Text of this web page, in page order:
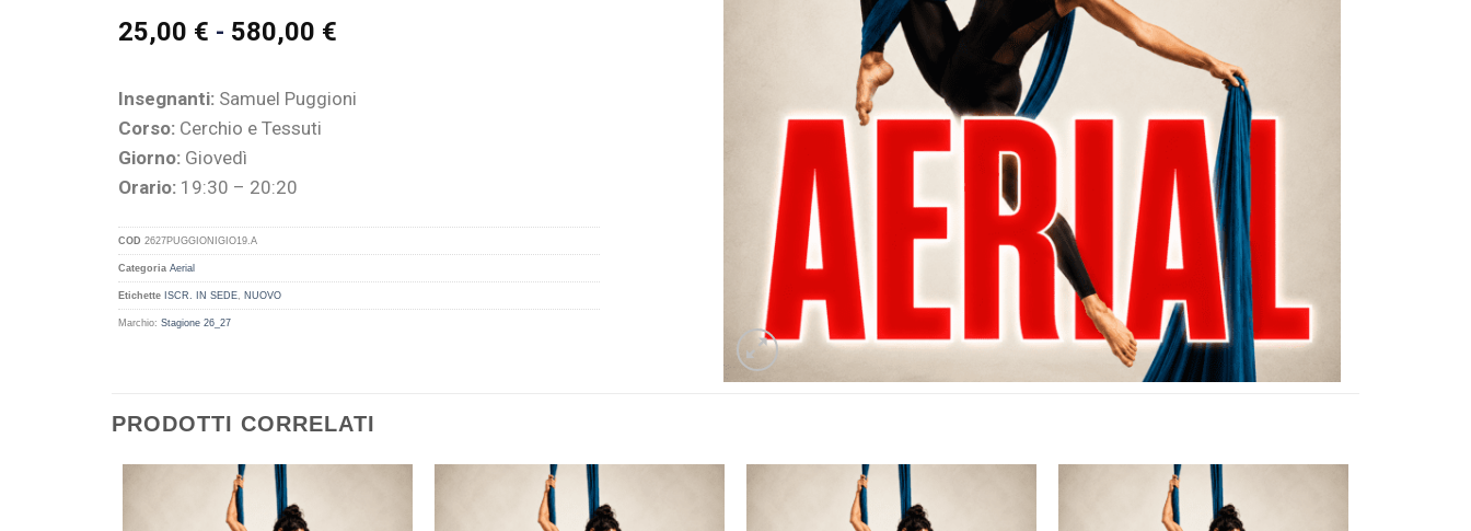
25,00 € - 580,00 €
Insegnanti:Samuel Puggioni
Corso:Cerchio e Tessuti
Giorno:Giovedì
Orario:19:30 – 20:20
COD 2627PUGGIONIGIO19.A
Categoria Aerial
Etichette ISCR. IN SEDE, NUOVO
Marchio: Stagione 26_27
PRODOTTI CORRELATI